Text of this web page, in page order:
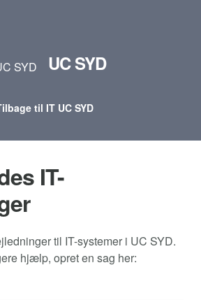
UC SYD
til IT UC SYD
IT-
til IT-systemer i UC SYD.
hjælp, opret en sag her: